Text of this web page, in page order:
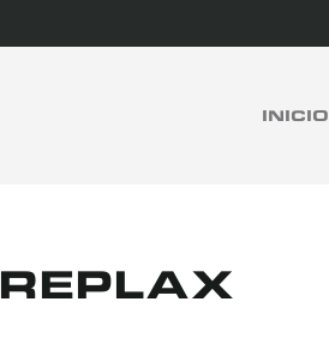
INICIO
REPLAX